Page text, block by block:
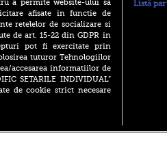
a permite website-ului sa
afisate in functie de
retelelor de socializare si
de art. 15-22 din GDPR in
pot fi exercitate prin
tuturor Tehnologiilor
accesarea informatiilor de
SETARILE INDIVIDUAL”
de cookie strict necesare
Listă